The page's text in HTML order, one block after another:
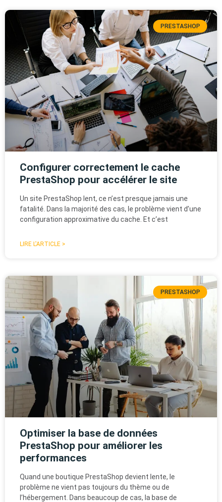
PRESTASHOP
Configurer correctement le cache
PrestaShop pour accélérer le site
Un site PrestaShop lent, ce n’est presque jamais une
fatalité. Dans la majorité des cas, le problème vient d’une
configuration approximative du cache. Et c’est
LIRE L'ARTICLE >
PRESTASHOP
Optimiser la base de données
PrestaShop pour améliorer les
performances
Quand une boutique PrestaShop devient lente, le
problème ne vient pas toujours du thème ou de
l’hébergement. Dans beaucoup de cas, la base de